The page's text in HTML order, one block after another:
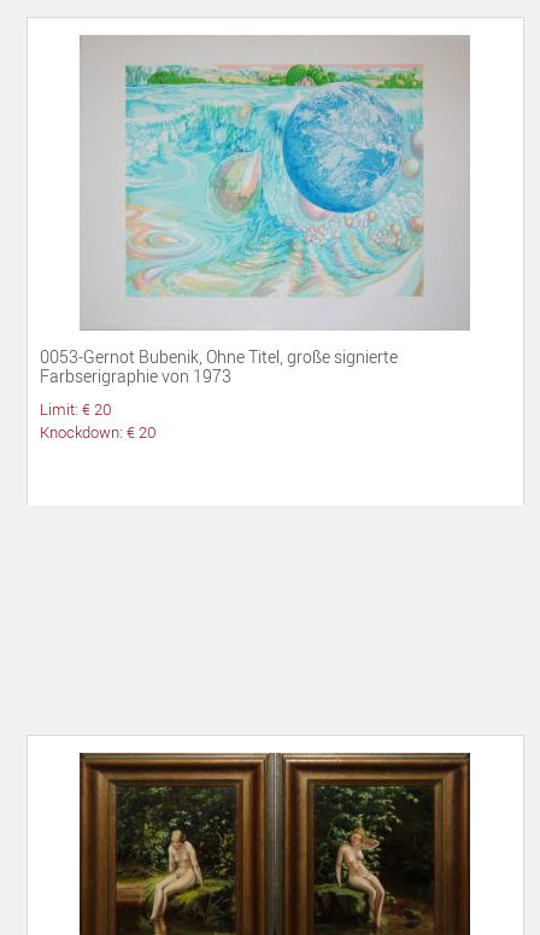
0053-Gernot Bubenik, Ohne Titel, große signierte
Farbserigraphie von 1973
Limit: € 20
Knockdown: € 20